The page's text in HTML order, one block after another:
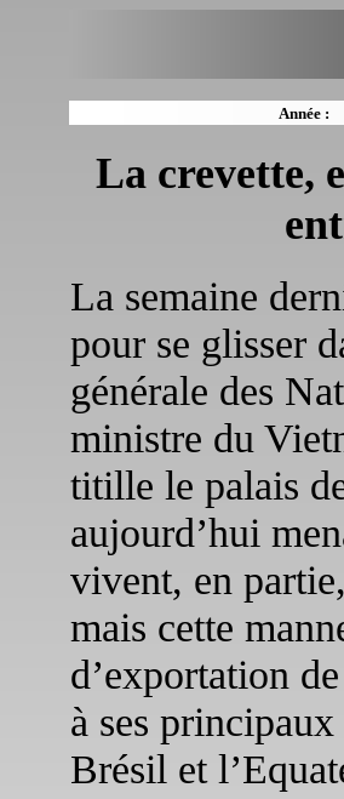
Année :
La crevette,
La semaine
pour se glisser
générale des
ministre du
titille le palais
aujourd’hui
vivent, en
mais cette
d’exportation
à ses
Brésil et